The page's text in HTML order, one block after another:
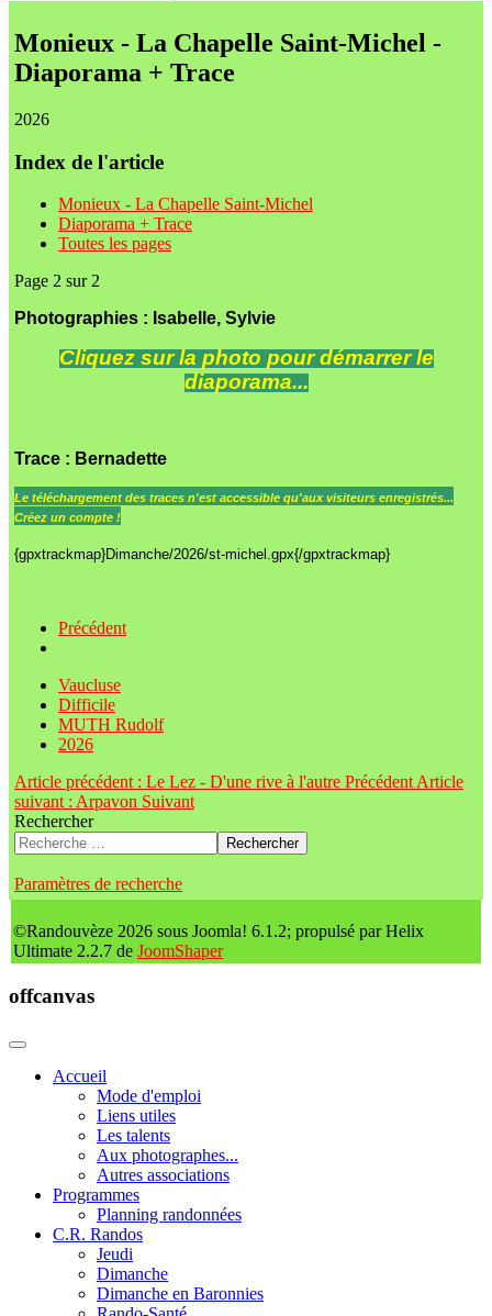
Monieux - La Chapelle Saint-Michel -
Diaporama + Trace
2026
Index de l'article
Monieux - La Chapelle Saint-Michel
Diaporama + Trace
Toutes les pages
Page 2 sur 2
Photographies : Isabelle, Sylvie
Cliquez sur la photo pour démarrer le
diaporama...
Trace : Bernadette
Le téléchargement des traces n'est accessible qu'aux visiteurs enregistrés...
Créez un compte !
{gpxtrackmap}Dimanche/2026/st-michel.gpx{/gpxtrackmap}
Précédent
Vaucluse
Difficile
MUTH Rudolf
2026
Article précédent : Le Lez - D'une rive à l'autre Précédent Article
suivant : Arpavon Suivant
Rechercher
Rechercher
Paramètres de recherche
©Randouvèze 2026 sous Joomla! 6.1.2; propulsé par Helix
Ultimate 2.2.7 de JoomShaper
offcanvas
Accueil
Mode d'emploi
Liens utiles
Les talents
Aux photographes...
Autres associations
Programmes
Planning randonnées
C.R. Randos
Jeudi
Dimanche
Dimanche en Baronnies